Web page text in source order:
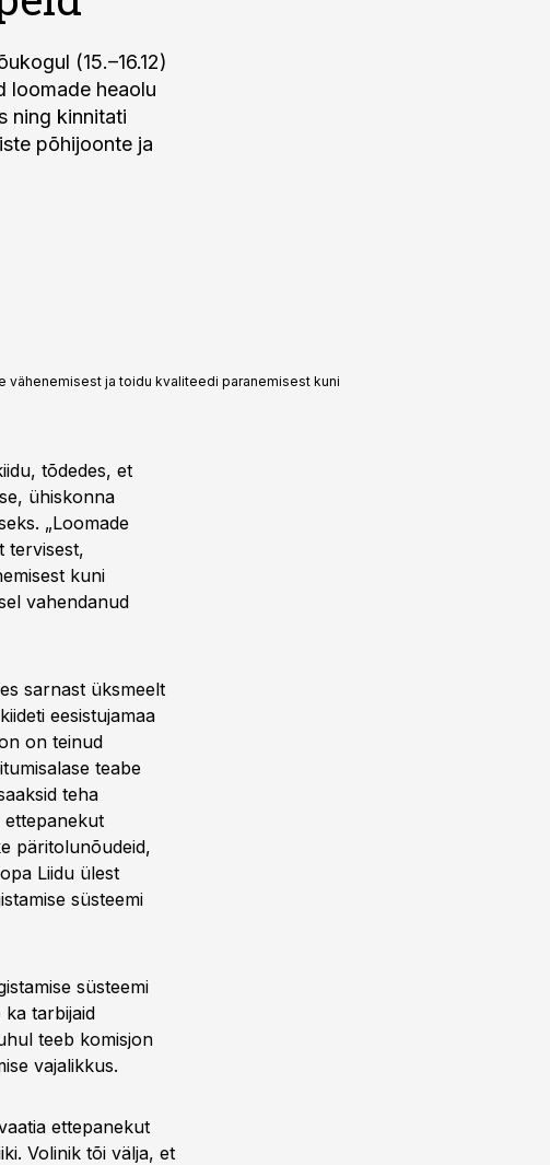
(15.–16.12)
loomade heaolu
ning kinnitati
põhijoonte ja
ja toidu kvaliteedi paranemisest kuni
tõdedes, et
ühiskonna
„Loomade
tervisest,
kuni
vahendanud
sarnast üksmeelt
eesistujamaa
on teinud
teabe
teha
ettepanekut
päritolunõudeid,
Liidu ülest
süsteemi
süsteemi
ka tarbijaid
teeb komisjon
vajalikkus.
ettepanekut
Volinik tõi välja, et